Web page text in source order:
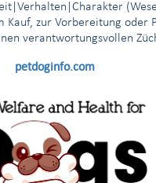
Kauf, zur Vorbereitung oder
verantwortungsvollen
petdoginfo.com
Ergebnisse